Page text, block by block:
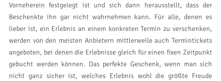
Vorneherein festgelegt ist und sich dann herausstellt, dass der
Beschenkte ihn gar nicht wahrnehmen kann. Für alle, denen es
lieber ist, ein Erlebnis an einem konkreten Termin zu verschenken,
werden von den meisten Anbietern mittlerweile auch Termintickets
angeboten, bei denen die Erlebnisse gleich für einen fixen Zeitpunkt
gebucht werden können. Das perfekte Geschenk, wenn man sich
nicht ganz sicher ist, welches Erlebnis wohl die größte Freude